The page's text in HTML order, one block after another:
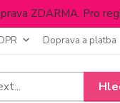
ZDARMA. Pro
Doprava a platba